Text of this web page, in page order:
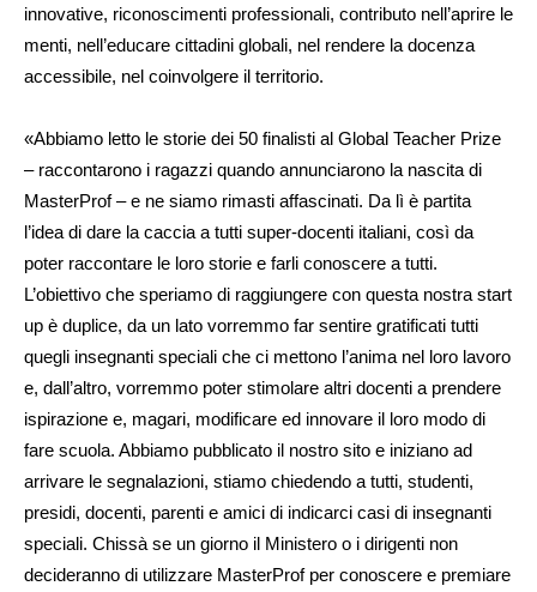
innovative, riconoscimenti professionali, contributo nell’aprire le
menti, nell’educare cittadini globali, nel rendere la docenza
accessibile, nel coinvolgere il territorio.
«Abbiamo letto le storie dei 50 finalisti al Global Teacher Prize
– raccontarono i ragazzi quando annunciarono la nascita di
MasterProf – e ne siamo rimasti affascinati. Da lì è partita
l’idea di dare la caccia a tutti super-docenti italiani, così da
poter raccontare le loro storie e farli conoscere a tutti.
L’obiettivo che speriamo di raggiungere con questa nostra start
up è duplice, da un lato vorremmo far sentire gratificati tutti
quegli insegnanti speciali che ci mettono l’anima nel loro lavoro
e, dall’altro, vorremmo poter stimolare altri docenti a prendere
ispirazione e, magari, modificare ed innovare il loro modo di
fare scuola. Abbiamo pubblicato il nostro sito e iniziano ad
arrivare le segnalazioni, stiamo chiedendo a tutti, studenti,
presidi, docenti, parenti e amici di indicarci casi di insegnanti
speciali. Chissà se un giorno il Ministero o i dirigenti non
decideranno di utilizzare MasterProf per conoscere e premiare